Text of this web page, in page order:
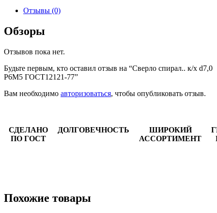
Отзывы (0)
Обзоры
Отзывов пока нет.
Будьте первым, кто оставил отзыв на “Сверло спирал.. к/х d7,0
Р6М5 ГОСТ12121-77”
Вам необходимо авторизоваться, чтобы опубликовать отзыв.
СДЕЛАНО
ПО ГОСТ
ДОЛГОВЕЧНОСТЬ
ШИРОКИЙ
АССОРТИМЕНТ
Похожие товары